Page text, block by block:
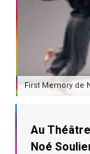
First Memory de
Au
Noé